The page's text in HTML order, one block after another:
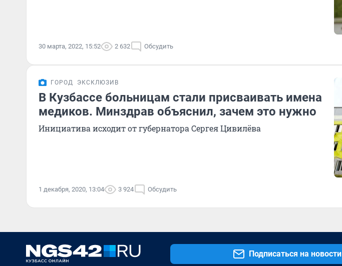
30 марта, 2022, 15:52 2 632 Обсудить
ГОРОД ЭКСКЛЮЗИВ
В Кузбассе больницам стали присваивать имена
медиков. Минздрав объяснил, зачем это нужно
Инициатива исходит от губернатора Сергея Цивилёва
1 декабря, 2020, 13:04 3 924 Обсудить
Подписаться на новости